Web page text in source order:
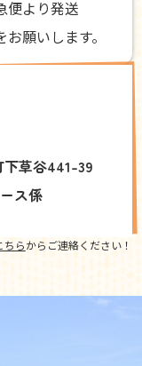
便より発送
願いします。
草谷441-39
ス係
ちらからご連絡ください！